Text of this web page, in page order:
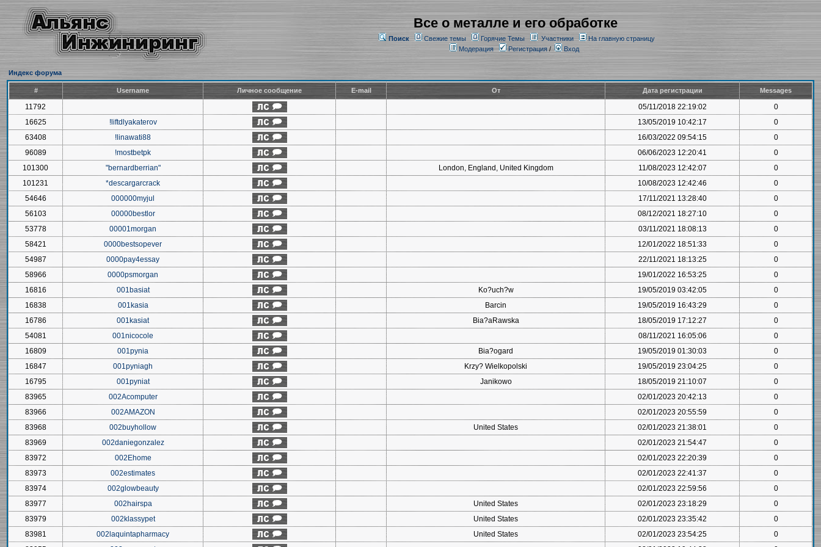
Все о металле и его обработке
Поиск Свежие темы Горячие Темы Участники
На главную страницу
Модерация
Регистрация/ Вход
Индекс форума
# Username Личное сообщение E-mail От Дата регистрации Messages
11792 05/11/2018 22:19:02
0
16625
!liftdlyakaterov 13/05/2019 10:42:17
0
63408
!linawati88 16/03/2022 09:54:15
0
96089
!mostbetpk 06/06/2023 12:20:41
0
101300
"bernardberrian" London, England, United Kingdom 11/08/2023 12:42:07
0
101231
*descargarcrack 10/08/2023 12:42:46
0
54646
000000myjul 17/11/2021 13:28:40
0
56103
00000bestlor 08/12/2021 18:27:10
0
53778
00001morgan 03/11/2021 18:08:13
0
58421
0000bestsopever 12/01/2022 18:51:33
0
54987
0000pay4essay 22/11/2021 18:13:25
0
58966
0000psmorgan 19/01/2022 16:53:25
0
16816
001basiat Ko?uch?w 19/05/2019 03:42:05
0
16838
001kasia Barcin 19/05/2019 16:43:29
0
16786
001kasiat Bia?aRawska 18/05/2019 17:12:27
0
54081
001nicocole 08/11/2021 16:05:06
0
16809
001pynia Bia?ogard 19/05/2019 01:30:03
0
16847
001pyniagh Krzy? Wielkopolski 19/05/2019 23:04:25
0
16795
001pyniat Janikowo 18/05/2019 21:10:07
0
83965
002Acomputer 02/01/2023 20:42:13
0
83966
002AMAZON 02/01/2023 20:55:59
0
83968
002buyhollow United States 02/01/2023 21:38:01
0
83969
002daniegonzalez 02/01/2023 21:54:47
0
83972
002Ehome 02/01/2023 22:20:39
0
83973
002estimates 02/01/2023 22:41:37
0
83974
002glowbeauty 02/01/2023 22:59:56
0
83977
002hairspa United States 02/01/2023 23:18:29
0
83979
002klassypet United States 02/01/2023 23:35:42
0
83981
002laquintapharmacy United States 02/01/2023 23:54:25
0